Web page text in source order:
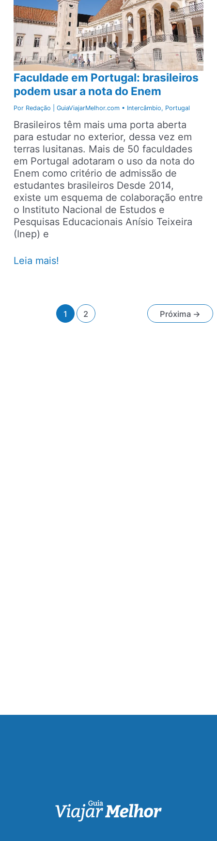
Como
chegar,
hotéis
e
o
que
visitar
Faculdade em Portugal: brasileiros
podem usar a nota do Enem
Por Redação | GuiaViajarMelhor.com • Intercâmbio, Portugal
Brasileiros têm mais uma porta aberta
para estudar no exterior, dessa vez em
terras lusitanas. Mais de 50 faculdades
em Portugal adotaram o uso da nota do
Enem como critério de admissão de
estudantes brasileiros Desde 2014,
existe um esquema de colaboração entre
o Instituto Nacional de Estudos e
Pesquisas Educacionais Anísio Teixeira
(Inep) e
Faculdade
Leia mais!
1 2 Próxima →